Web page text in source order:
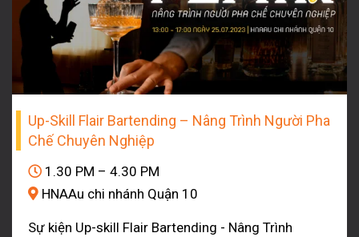
Up-Skill Flair Bartending – Nâng Trình Người Pha
Chế Chuyên Nghiệp
1.30 PM – 4.30 PM
HNAAu chi nhánh Quận 10
Sự kiện Up-skill Flair Bartending - Nâng Trình